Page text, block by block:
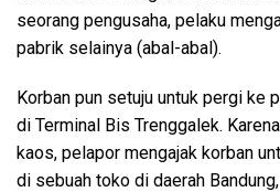
seorang pengusaha, pelaku
pabrik selainya (abal-abal).
Korban pun setuju untuk pergi ke
di Terminal Bis Trenggalek.
kaos, pelapor mengajak korban
di sebuah toko di daerah